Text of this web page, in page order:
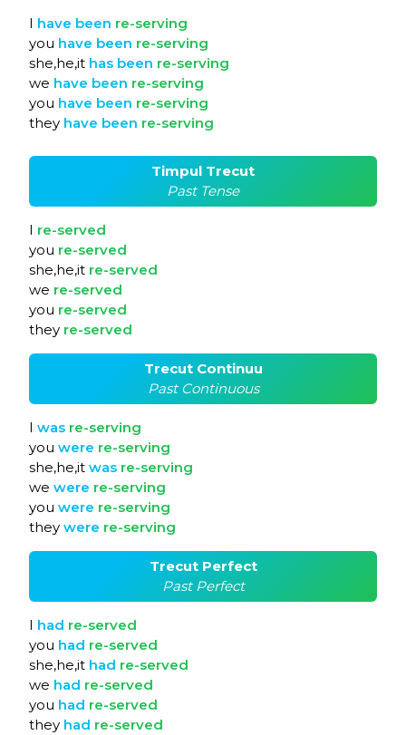
I have been re-serving
you have been re-serving
she,he,it has been re-serving
we have been re-serving
you have been re-serving
they have been re-serving
Timpul Trecut
Past Tense
I re-served
you re-served
she,he,it re-served
we re-served
you re-served
they re-served
Trecut Continuu
Past Continuous
I was re-serving
you were re-serving
she,he,it was re-serving
we were re-serving
you were re-serving
they were re-serving
Trecut Perfect
Past Perfect
I had re-served
you had re-served
she,he,it had re-served
we had re-served
you had re-served
they had re-served